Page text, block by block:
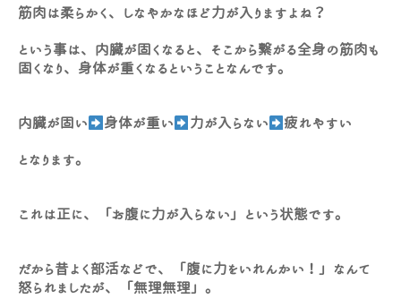
筋肉は柔らかく、しなやかなほど力が入りますよね？
という事は、内臓が固くなると、そこから繋がる全身の筋肉も
固くなり、身体が重くなるということなんです。
内臓が固い 身体が重い 力が入らない 疲れやすい
となります。
これは正に、「お腹に力が入らない」という状態です。
だから昔よく部活などで、「腹に力をいれんかい！」なんて
怒られましたが、「無理無理」。